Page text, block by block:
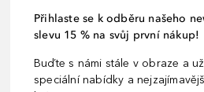
Přihlaste se k odběru našeho
slevu 15 % na svůj první nákup!
Buďte s námi stále v obraze a
speciální nabídky a